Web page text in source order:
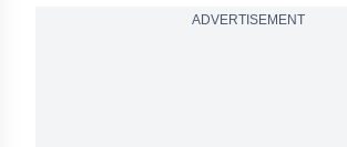
ADVERTISEMENT